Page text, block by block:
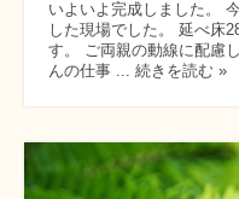
いよいよ完成しました。
した現場でした。 延べ床
す。 ご両親の動線に配慮
んの仕事 ... 続きを読む »